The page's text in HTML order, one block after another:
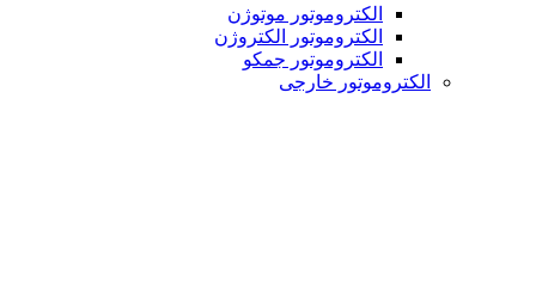
الکتروموتور موتوژن
الکتروموتور الکتروژن
الکتروموتور جمکو
الکتروموتور خارجی